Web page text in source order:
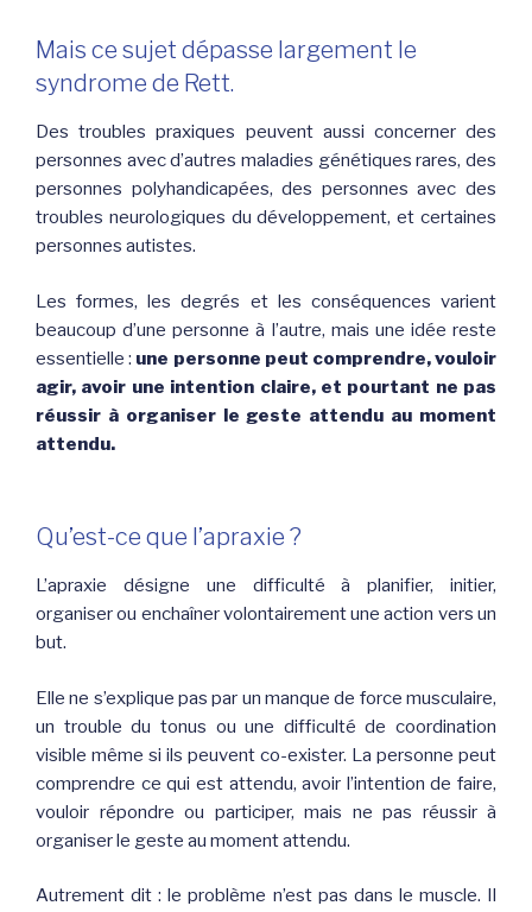
Mais ce sujet dépasse largement le
syndrome de Rett.
Des troubles praxiques peuvent aussi concerner des
personnes avec d’autres maladies génétiques rares, des
personnes polyhandicapées, des personnes avec des
troubles neurologiques du développement, et certaines
personnes autistes.
Les formes, les degrés et les conséquences varient
beaucoup d’une personne à l’autre, mais une idée reste
essentielle : une personne peut comprendre, vouloir
agir, avoir une intention claire, et pourtant ne pas
réussir à organiser le geste attendu au moment
attendu.
Qu’est-ce que l’apraxie ?
L’apraxie désigne une difficulté à planifier, initier,
organiser ou enchaîner volontairement une action vers un
but.
Elle ne s’explique pas par un manque de force musculaire,
un trouble du tonus ou une difficulté de coordination
visible même si ils peuvent co-exister. La personne peut
comprendre ce qui est attendu, avoir l’intention de faire,
vouloir répondre ou participer, mais ne pas réussir à
organiser le geste au moment attendu.
Autrement dit : le problème n’est pas dans le muscle. Il